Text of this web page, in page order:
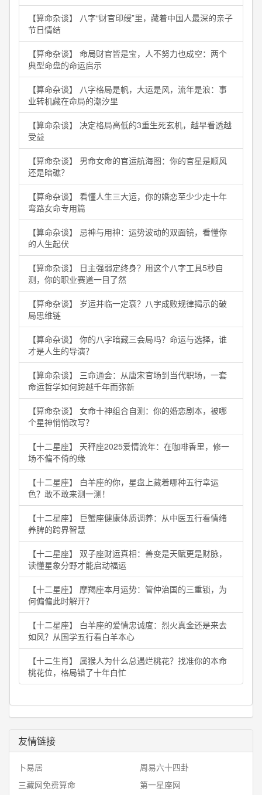
【算命杂谈】 八字“财官印绶”里，藏着中国人最深的亲子
节日情结
【算命杂谈】 命局财官皆是宝，人不努力也成空：两个
典型命盘的命运启示
【算命杂谈】 八字格局是帆，大运是风，流年是浪：事
业转机藏在命局的潮汐里
【算命杂谈】 决定格局高低的3重生死玄机，越早看透越
受益
【算命杂谈】 男命女命的官运航海图：你的官星是顺风
还是暗礁？
【算命杂谈】 看懂人生三大运，你的婚恋至少少走十年
弯路女命专用篇
【算命杂谈】 忌神与用神：运势波动的双面镜，看懂你
的人生起伏
【算命杂谈】 日主强弱定终身？用这个八字工具5秒自
测，你的职业赛道一目了然
【算命杂谈】 岁运并临一定衰？八字成败规律揭示的破
局思维链
【算命杂谈】 你的八字暗藏三会局吗？命运与选择，谁
才是人生的导演？
【算命杂谈】 三命通会：从唐宋官场到当代职场，一套
命运哲学如何跨越千年而弥新
【算命杂谈】 女命十神组合自测：你的婚恋剧本，被哪
个星神悄悄改写？
【十二星座】 天秤座2025爱情流年：在咖啡香里，修一
场不偏不倚的缘
【十二星座】 白羊座的你，星盘上藏着哪种五行幸运
色？敢不敢来测一测！
【十二星座】 巨蟹座健康体质调养：从中医五行看情绪
养脾的跨界智慧
【十二星座】 双子座财运真相：善变是天赋更是财脉，
读懂星象分野才能启动福运
【十二星座】 摩羯座本月运势：管仲治国的三重锁，为
何偏偏此时解开？
【十二星座】 白羊座的爱情忠诚度：烈火真金还是来去
如风？从国学五行看白羊本心
【十二生肖】 属猴人为什么总遇烂桃花？找准你的本命
桃花位，格局错了十年白忙
友情链接
卜易居
周易六十四卦
三藏网免费算命
第一星座网